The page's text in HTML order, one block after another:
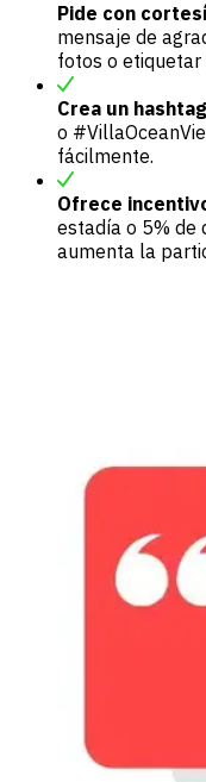
Pide con
mensaje de
fotos o etiquetar
Crea un hashtag
o
fácilmente.
Ofrece
estadía o 5% de
aumenta la